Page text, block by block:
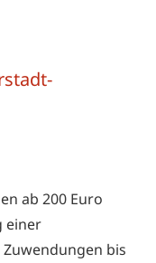
ab 200 Euro
einer
bis